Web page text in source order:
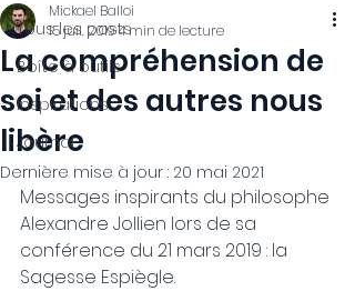
Tous les posts
Boîte à outils
Inspirations
Journal
La compréhension de
soi et des autres nous
libère
Mickael Balloi
15 juil. 20194 min de lecture
Dernière mise à jour : 20 mai 2021
Messages inspirants du philosophe
Alexandre Jollien lors de sa
conférence du 21 mars 2019 : la
Sagesse Espiègle.